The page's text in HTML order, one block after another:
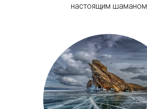
настоящим шаманом